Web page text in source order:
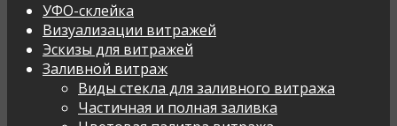
УФО-склейка
Визуализации витражей
Эскизы для витражей
Заливной витраж
Виды стекла для заливного витража
Частичная и полная заливка